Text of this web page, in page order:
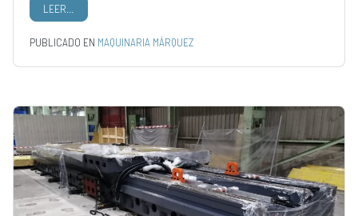
LEER…
PUBLICADO EN MAQUINARIA MÁRQUEZ